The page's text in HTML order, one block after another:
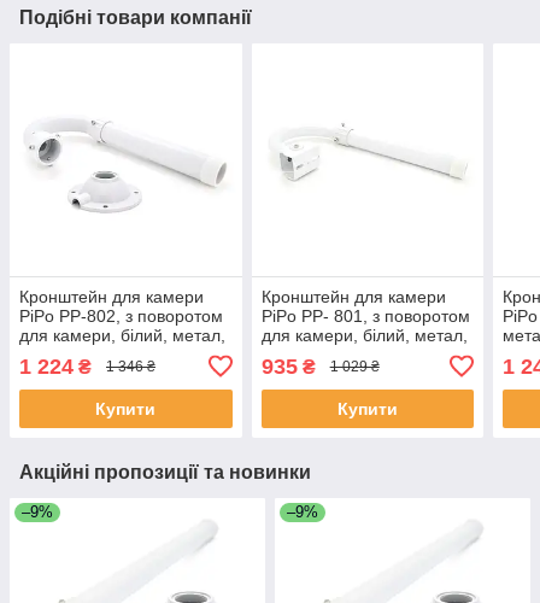
Подібні товари компанії
Кронштейн для камери
PiPo PP-802, з поворотом
для камери, білий, метал,
1 224 ₴ 1 346 ₴
Купити
Кронштейн для камери
PiPo PP- 801, з поворотом
для камери, білий, метал,
935₴ 1 029 ₴
Купити
1
Акційні пропозиції та новинки
–9% –9%